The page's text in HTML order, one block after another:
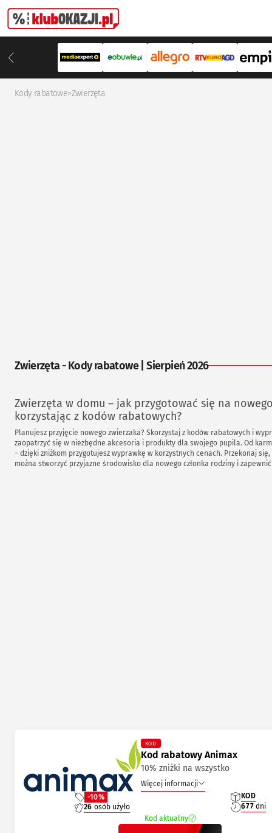
Kody rabatowe>Zwierzęta
Zwierzęta - Kody rabatowe | Sierpień 2026
Zwierzęta w domu – jak przygotować się na
korzystając z kodów rabatowych?
Planujesz przyjęcie nowego zwierzaka? Skorzystaj z kodów rabatowych i
zaopatrzyć się w niezbędne akcesoria i produkty dla swojego pupila. Od
– dzięki zniżkom przygotujesz wyprawkę w korzystnych cenach. Przekonaj się,
można stworzyć przyjazne środowisko dla nowego członka rodziny i
KOD
Kod rabatowy Animax
10% zniżki na wszystko
Więcej informacji
-10%
26 osób użyło
KOD
677 dni
Kod aktualny